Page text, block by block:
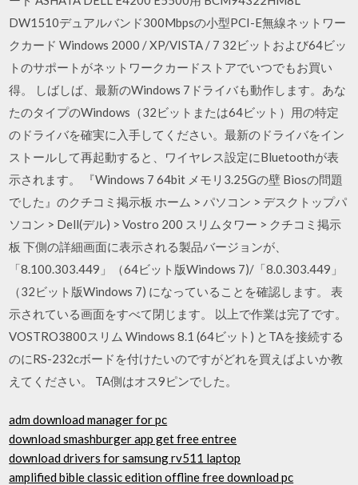
DW1510デュアルバンド300Mbpsの小型PCI-E無線ネットワー
クカード Windows 2000 / XP/VISTA / 7 32ビットおよび64ビッ
トのサポートがネットワークカードストアでいつでもお買い
得。 しばしば、最新のWindows 7ドライバも動作します。あな
たのタイプのWindows（32ビットまたは64ビット）用の特定
のドライバを確実に入手してください。最新のドライバをイン
ストールして再起動すると、ワイヤレス設定にBluetoothが表
示されます。 『Windows 7 64bit メモリ3.25Gの壁 Biosの問題
でした』のクチコミ掲示板 ホーム > パソコン > デスクトップパ
ソコン > Dell(デル) > Vostro 200 スリムタワー > クチコミ掲示
板 下側の詳細画面に表示される製品バージョンが、
「8.100.303.449」（64ビット版Windows 7)/「8.0.303.449」
（32ビット版Windows 7) になっていることを確認します。 表
示されている画面をすべて閉じます。 以上で作業は完了です。
VOSTRO3800スリム Windows 8.1 (64ビット) とTAを接続する
のにRS-232cボードを付けたいのですがどれを買えばよいか教
えてください。 TA側はオス9ピンでした。
adm download manager for pc
download smashburger app get free entree
download drivers for samsung rv511 laptop
amplified bible classic edition offline free download pc